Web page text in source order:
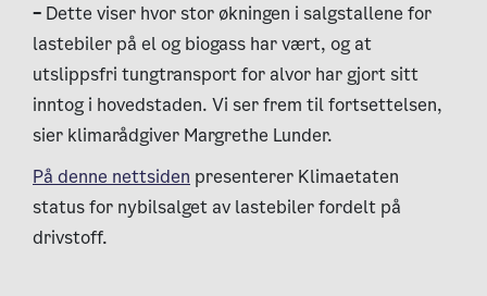
– Dette viser hvor stor økningen i salgstallene for
lastebiler på el og biogass har vært, og at
utslippsfri tungtransport for alvor har gjort sitt
inntog i hovedstaden. Vi ser frem til fortsettelsen,
sier klimarådgiver Margrethe Lunder.
På denne nettsiden presenterer Klimaetaten
status for nybilsalget av lastebiler fordelt på
drivstoff.